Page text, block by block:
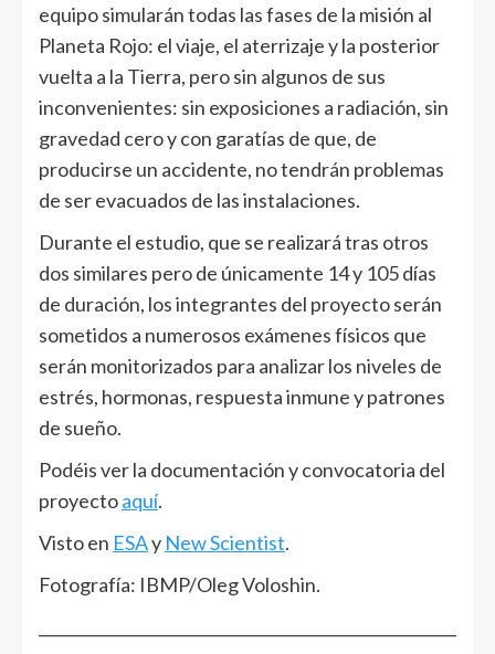
equipo simularán todas las fases de la misión al
Planeta Rojo: el viaje, el aterrizaje y la posterior
vuelta a la Tierra, pero sin algunos de sus
inconvenientes: sin exposiciones a radiación, sin
gravedad cero y con garatías de que, de
producirse un accidente, no tendrán problemas
de ser evacuados de las instalaciones.
Durante el estudio, que se realizará tras otros
dos similares pero de únicamente 14 y 105 días
de duración, los integrantes del proyecto serán
sometidos a numerosos exámenes físicos que
serán monitorizados para analizar los niveles de
estrés, hormonas, respuesta inmune y patrones
de sueño.
Podéis ver la documentación y convocatoria del
proyectoaquí.
Visto en ESAy New Scientist.
Fotografía: IBMP/Oleg Voloshin.